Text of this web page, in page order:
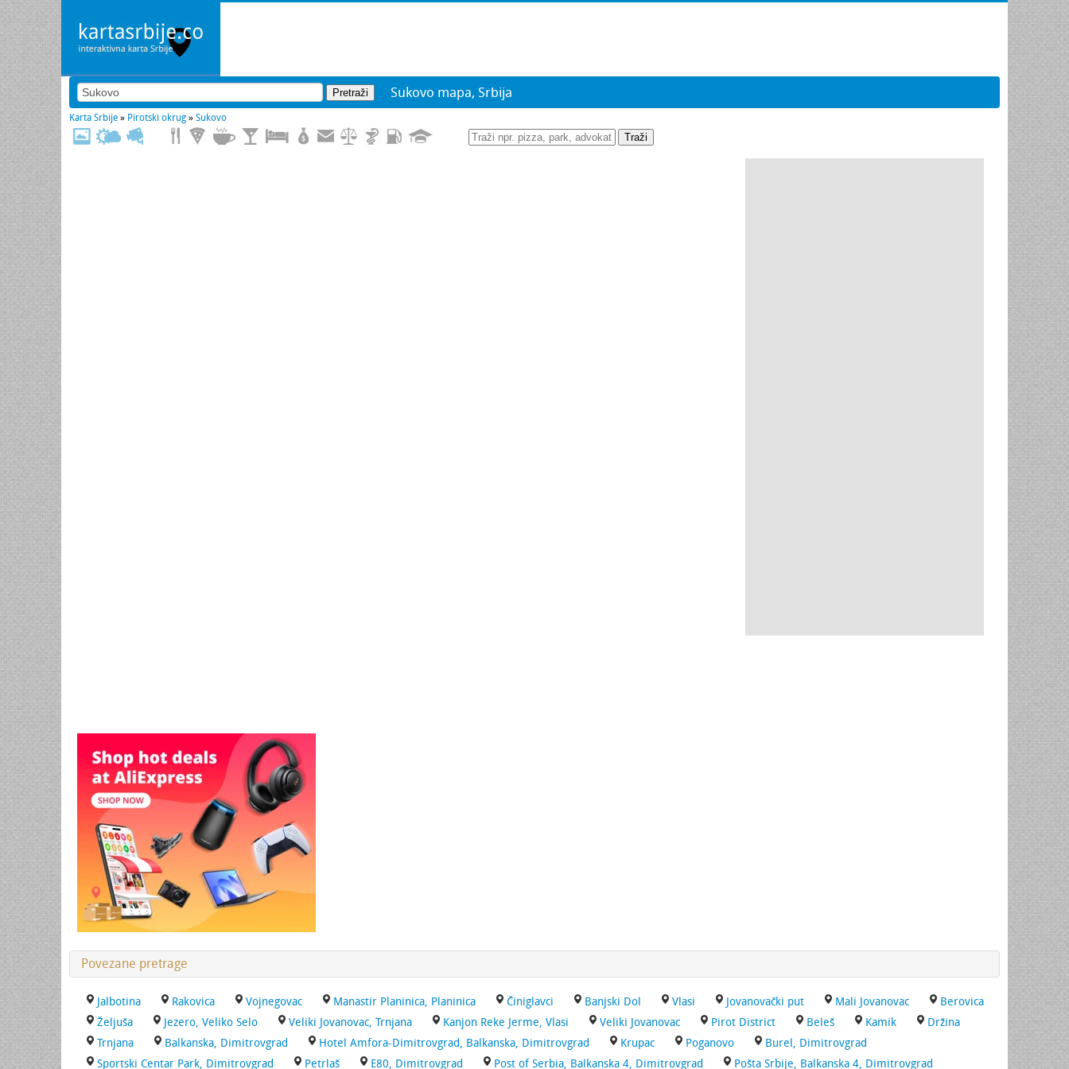
Sukovo mapa, Srbija
Karta Srbije » Pirotski okrug » Sukovo
Traži
Povezane pretrage
Jalbotina Rakovica Vojnegovac Manastir Planinica, Planinica Činiglavci Banjski Dol Vlasi Jovanovački put Mali Jovanovac
Berovica
Željuša
Jezero, Veliko Selo Veliki Jovanovac, Trnjana Kanjon Reke Jerme, Vlasi Veliki Jovanovac Pirot District Beleš Kamik
Držina
Trnjana
Balkanska, Dimitrovgrad Hotel Amfora-Dimitrovgrad, Balkanska, Dimitrovgrad Krupac Poganovo
Burel, Dimitrovgrad
Sportski Centar Park, Dimitrovgrad
Petrlaš E80, Dimitrovgrad Post of Serbia, Balkanska 4, Dimitrovgrad Pošta Srbije, Balkanska 4, Dimitrovgrad